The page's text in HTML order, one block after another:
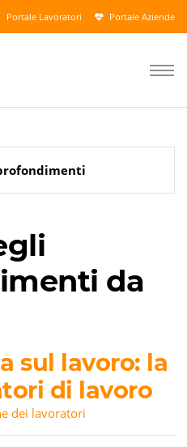
Portale Lavoratori Portale Aziende
da
sul lavoro: la
di lavoro
dei lavoratori